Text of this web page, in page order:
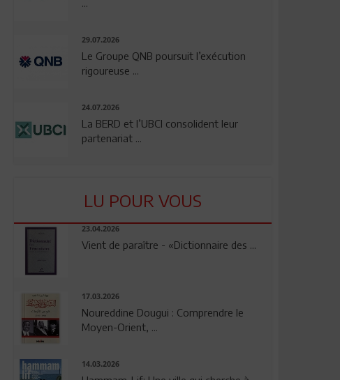
29.07.2026
Le Groupe QNB poursuit l’exécution
rigoureuse ...
24.07.2026
La BERD et l’UBCI consolident leur
partenariat ...
LU POUR VOUS
23.04.2026
Vient de paraître - «Dictionnaire des ...
17.03.2026
Noureddine Dougui : Comprendre le
Moyen-Orient, ...
14.03.2026